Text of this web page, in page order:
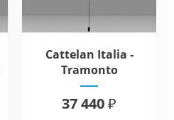
Cattelan Italia -
Tramonto
37 440 ₽